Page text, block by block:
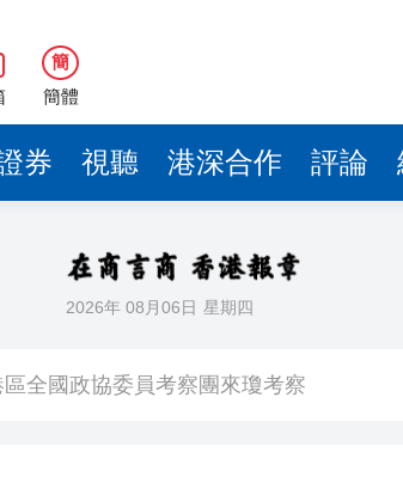
簡
簡體
券 視聽 港深合作 評論
2026年 08月06日 星期四
國企去年合計營收2.58萬億 利潤總額近
閱讀活動解鎖閱讀新玩法
漢樂藝術家齊聚深圳，共奏客家文化傳承
家共話時代命題
煥新升級 五組數據見證文儒沉香從傳統
儋州以舊換新帶動消費約18億元